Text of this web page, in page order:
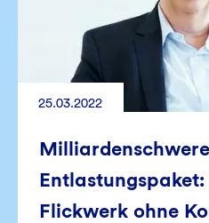
25.03.2022
Flickwerk ohne